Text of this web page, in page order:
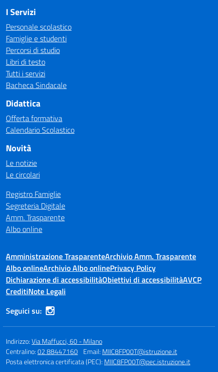
I Servizi
Personale scolastico
Famiglie e studenti
Percorsi di studio
Libri di testo
Tutti i servizi
Bacheca Sindacale
Didattica
Offerta formativa
Calendario Scolastico
Novità
Le notizie
Le circolari
Registro Famiglie
Segreteria Digitale
Amm. Trasparente
Albo online
Amministrazione TrasparenteArchivio Amm. Trasparente
Albo onlineArchivio Albo onlinePrivacy Policy
Dichiarazione di accessibilitàObiettivi di accessibilitàAVCP
CreditiNote Legali
Seguici su:
Indirizzo:Via Maffucci, 60 - Milano
Centralino:02 88447160 Email: MIIC8FP00T@istruzione.it
Posta elettronica certificata (PEC): MIIC8FP00T@pec.istruzione.it